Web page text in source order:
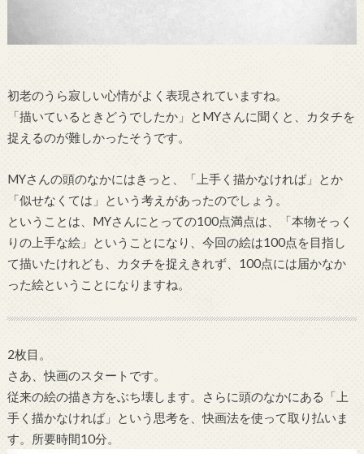
初老のうら寂しい心情がよく表現されていますね。
「描いているときどうでしたか」とMYさんに聞くと、カタチを
捉えるのが難しかったそうです。
MYさんの頭のなかにはきっと、「上手く描かなければ」とか
「似せなくては」という考えがあったのでしょう。
ということは、MYさんにとっての100点満点は、「本物そっく
りの上手な絵」ということになり、今回の絵は100点を目指し
て描いたけれども、カタチを捉えきれず、100点には届かなか
った絵ということになりますね。
2枚目。
さあ、快画のスタートです。
従来の絵の描き方をぶち壊します。さらに頭のなかにある「上
手く描かなければ」という思考を、快画法を使って取り払いま
す。所要時間10分。